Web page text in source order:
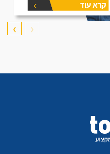
את המידע הפורט על נפחים שונים
של דודים ואיזה דוד הכי יתאים
עבורכם.
קרא עוד
❮
❯